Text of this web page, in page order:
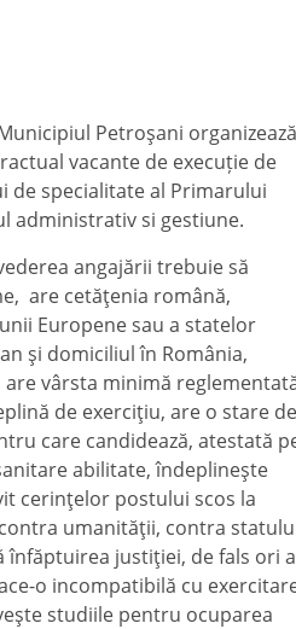
Petroşani organizează
vacante de execuție de
de specialitate al Primarului
administrativ si gestiune.
angajării trebuie să
are cetăţenia română,
Europene sau a statelor
şi domiciliul în România,
vârsta minimă
de exerciţiu, are o stare de
care candidează, atestată
abilitate, îndeplineşte
cerinţelor postului scos la
umanităţii, contra
justiţiei, de fals ori a
o incompatibilă cu
studiile pentru ocuparea